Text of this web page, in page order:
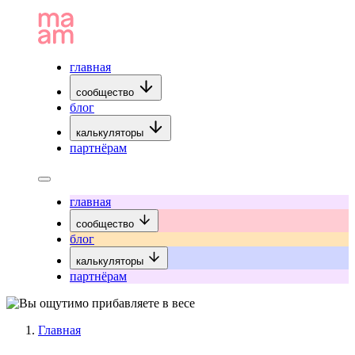
главная
сообщество
блог
калькуляторы
партнёрам
главная
сообщество
блог
калькуляторы
партнёрам
Главная